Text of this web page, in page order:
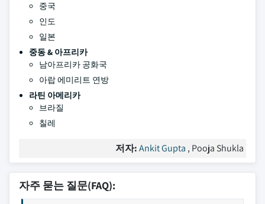
중국
인도
일본
중동 & 아프리카
남아프리카 공화국
아랍 에미리트 연방
라틴 아메리카
브라질
칠레
저자:Ankit Gupta , Pooja Shukla
자주 묻는 질문(FAQ):